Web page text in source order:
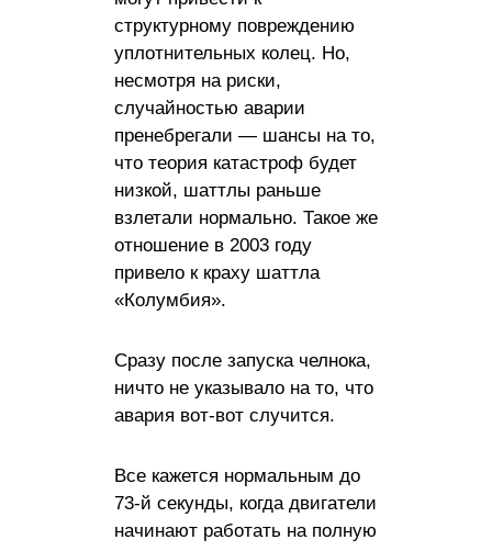
структурному повреждению
уплотнительных колец. Но,
несмотря на риски,
случайностью аварии
пренебрегали — шансы на то,
что теория катастроф будет
низкой, шаттлы раньше
взлетали нормально. Такое же
отношение в 2003 году
привело к краху шаттла
«Колумбия».
Сразу после запуска челнока,
ничто не указывало на то, что
авария вот-вот случится.
Все кажется нормальным до
73-й секунды, когда двигатели
начинают работать на полную